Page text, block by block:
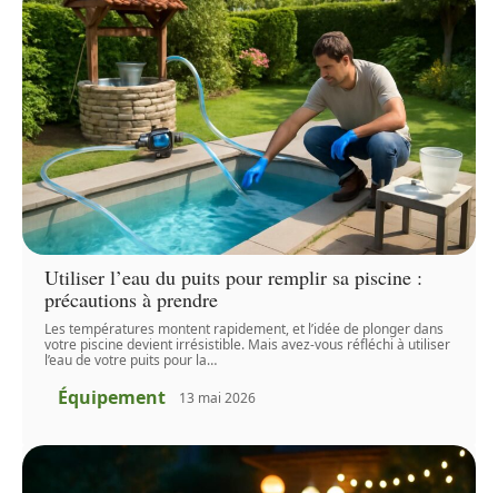
Utiliser l’eau du puits pour remplir sa piscine :
précautions à prendre
Les températures montent rapidement, et l’idée de plonger dans
votre piscine devient irrésistible. Mais avez-vous réfléchi à utiliser
l’eau de votre puits pour la…
Équipement 13 mai 2026